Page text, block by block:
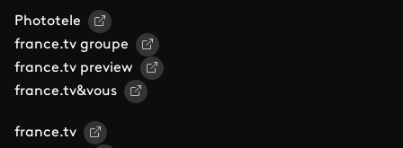
Phototele
france.tv groupe
france.tv preview
france.tv&vous
france.tv